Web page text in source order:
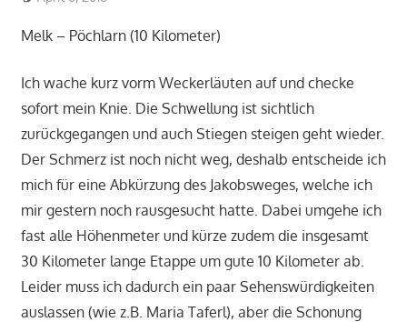
Melk – Pöchlarn (10 Kilometer)
Ich wache kurz vorm Weckerläuten auf und checke
sofort mein Knie. Die Schwellung ist sichtlich
zurückgegangen und auch Stiegen steigen geht wieder.
Der Schmerz ist noch nicht weg, deshalb entscheide ich
mich für eine Abkürzung des Jakobsweges, welche ich
mir gestern noch rausgesucht hatte. Dabei umgehe ich
fast alle Höhenmeter und kürze zudem die insgesamt
30 Kilometer lange Etappe um gute 10 Kilometer ab.
Leider muss ich dadurch ein paar Sehenswürdigkeiten
auslassen (wie z.B. Maria Taferl), aber die Schonung